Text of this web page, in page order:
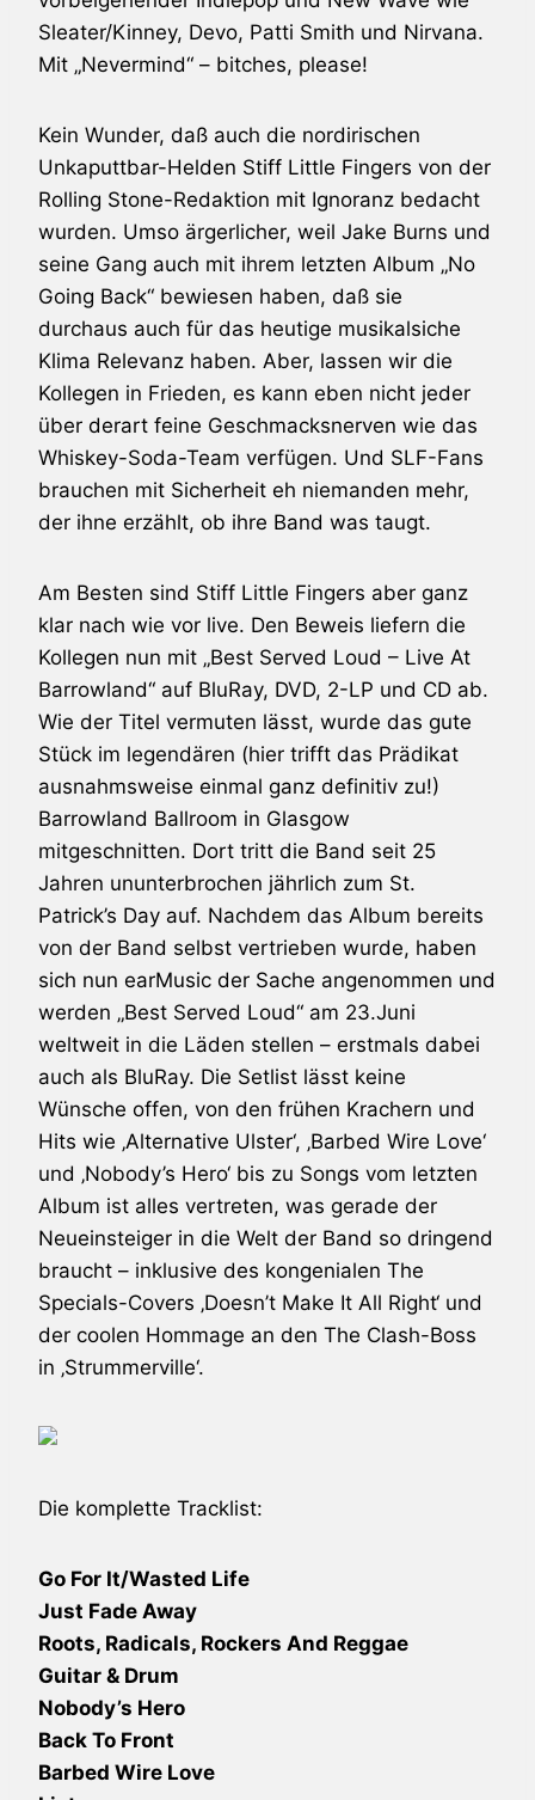
Sleater/Kinney, Devo, Patti Smith und Nirvana.
Mit „Nevermind“ – bitches, please!
Kein Wunder, daß auch die nordirischen
Unkaputtbar-Helden Stiff Little Fingers von der
Rolling Stone-Redaktion mit Ignoranz bedacht
wurden. Umso ärgerlicher, weil Jake Burns und
seine Gang auch mit ihrem letzten Album „No
Going Back“ bewiesen haben, daß sie
durchaus auch für das heutige musikalsiche
Klima Relevanz haben. Aber, lassen wir die
Kollegen in Frieden, es kann eben nicht jeder
über derart feine Geschmacksnerven wie das
Whiskey-Soda-Team verfügen. Und SLF-Fans
brauchen mit Sicherheit eh niemanden mehr,
der ihne erzählt, ob ihre Band was taugt.
Am Besten sind Stiff Little Fingers aber ganz
klar nach wie vor live. Den Beweis liefern die
Kollegen nun mit „Best Served Loud – Live At
Barrowland“ auf BluRay, DVD, 2-LP und CD ab.
Wie der Titel vermuten lässt, wurde das gute
Stück im legendären (hier trifft das Prädikat
ausnahmsweise einmal ganz definitiv zu!)
Barrowland Ballroom in Glasgow
mitgeschnitten. Dort tritt die Band seit 25
Jahren ununterbrochen jährlich zum St.
Patrick’s Day auf. Nachdem das Album bereits
von der Band selbst vertrieben wurde, haben
sich nun earMusic der Sache angenommen und
werden „Best Served Loud“ am 23.Juni
weltweit in die Läden stellen – erstmals dabei
auch als BluRay. Die Setlist lässt keine
Wünsche offen, von den frühen Krachern und
Hits wie ‚Alternative Ulster‘, ‚Barbed Wire Love‘
und ‚Nobody’s Hero‘ bis zu Songs vom letzten
Album ist alles vertreten, was gerade der
Neueinsteiger in die Welt der Band so dringend
braucht – inklusive des kongenialen The
Specials-Covers ‚Doesn’t Make It All Right‘ und
der coolen Hommage an den The Clash-Boss
in ‚Strummerville‘.
Die komplette Tracklist:
Go For It/Wasted Life
Just Fade Away
Roots, Radicals, Rockers And Reggae
Guitar & Drum
Nobody’s Hero
Back To Front
Barbed Wire Love